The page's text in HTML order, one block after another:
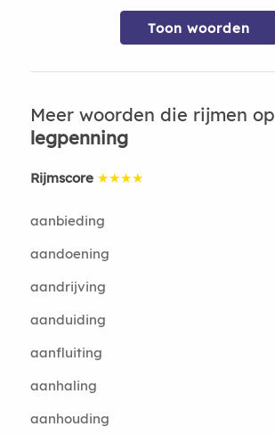
Toon woorden
Meer woorden die rijmen op
legpenning
Rijmscore ★★★★
aanbieding
aandoening
aandrijving
aanduiding
aanfluiting
aanhaling
aanhouding